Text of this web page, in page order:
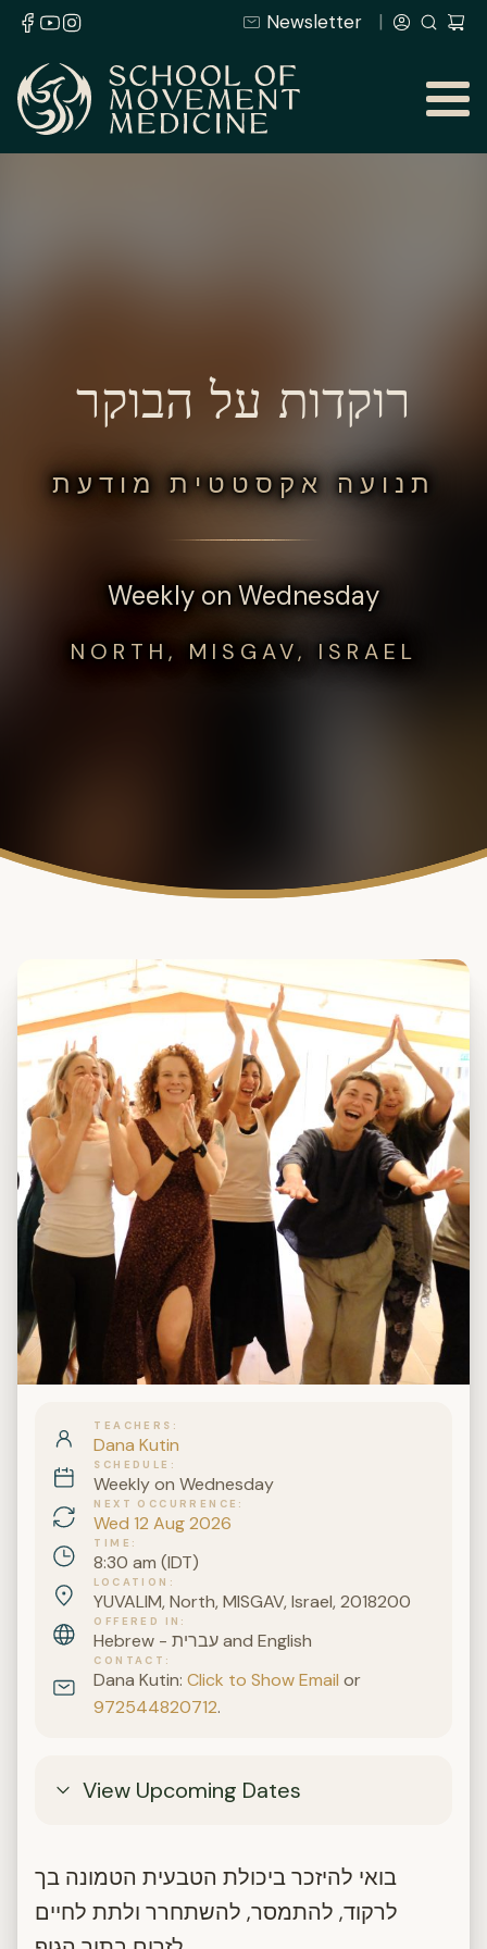
Newsletter
רוקדות על הבוקר
תנועה אקסטטית מודעת
Weekly on Wednesday
NORTH, MISGAV, ISRAEL
TEACHERS
Dana Kutin
SCHEDULE
Weekly on Wednesday
NEXT OCCURRENCE
Wed 12 Aug 2026
TIME
8:30 am (IDT)
LOCATION
YUVALIM, North, MISGAV, Israel, 2018200
OFFERED IN
Hebrew - עברית and English
CONTACT
Dana Kutin:Click to Show Email or
972544820712.
View Upcoming Dates
בואי להיזכר ביכולת הטבעית הטמונה בך
לרקוד, להתמסר, להשתחרר ולתת לחיים